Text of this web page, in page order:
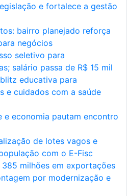
e fortalece a gestão
bairro planejado reforça
negócios
seletivo para
salário passa de R$ 15 mil
educativa para
e cuidados com a saúde
e economia pautam encontro
de lotes vagos e
com o E-Fisc
milhões em exportações
por modernização e